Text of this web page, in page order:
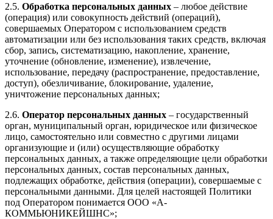
2.5. Обработка персональных данных – любое действие
(операция) или совокупность действий (операций),
совершаемых Оператором с использованием средств
автоматизации или без использования таких средств, включая
сбор, запись, систематизацию, накопление, хранение,
уточнение (обновление, изменение), извлечение,
использование, передачу (распространение, предоставление,
доступ), обезличивание, блокирование, удаление,
уничтожение персональных данных;
2.6. Оператор персональных данных – государственный
орган, муниципальный орган, юридическое или физическое
лицо, самостоятельно или совместно с другими лицами
организующие и (или) осуществляющие обработку
персональных данных, а также определяющие цели обработки
персональных данных, состав персональных данных,
подлежащих обработке, действия (операции), совершаемые с
персональными данными. Для целей настоящей Политики
под Оператором понимается ООО «А-
КОММЬЮНИКЕЙШНС»;